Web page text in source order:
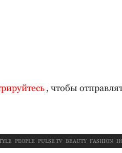
, чтобы
PEOPLE PULSE TV BEAUTY FASHION